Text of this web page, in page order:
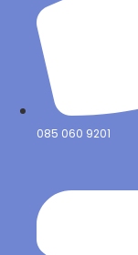
085 060 9201